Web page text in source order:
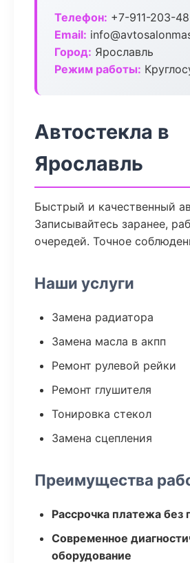
Телефон: +7-911-203-
Email:
Город: Ярославль
Режим работы:
Автостекла в
Ярославль
Быстрый и качественный
Записывайтесь заранее,
очередей. Точное
Наши услуги
Замена радиатора
Замена масла в акпп
Ремонт рулевой рейки
Ремонт глушителя
Тонировка стекол
Замена сцепления
Преимущества
Рассрочка платежа без
Современное
оборудование